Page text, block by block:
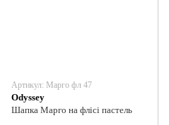
Артикул: Марго фл 47
Odyssey
Шапка Марго на флісі пастель